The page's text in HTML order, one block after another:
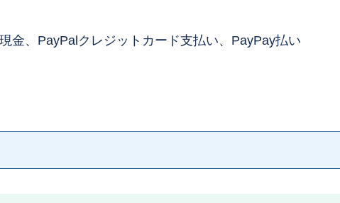
金、PayPalクレジットカード支払い、PayPay払い